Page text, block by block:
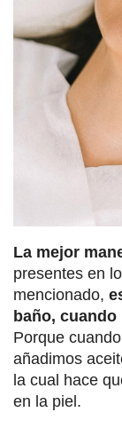
La mejor
presentes en
mencionado,
baño,
Porque
añadimos
la cual hace
en la piel.